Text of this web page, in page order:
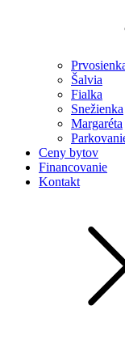
Šalvia
Fialka
Snežienka
Margaréta
Ceny bytov
Financovanie
Kontakt